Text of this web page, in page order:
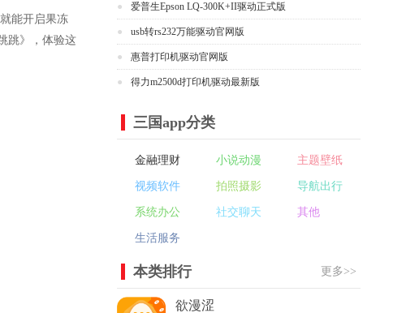
能开启果冻
跳》，体验这
爱普生Epson LQ-300K+II驱动正式版
usb转rs232万能驱动官网版
惠普打印机驱动官网版
得力m2500d打印机驱动最新版
三国app分类
金融理财 小说动漫 主题壁纸
视频软件 拍照摄影 导航出行
系统办公 社交聊天 其他
生活服务
本类排行 更多>>
欲漫涩